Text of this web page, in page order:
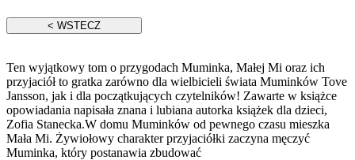
Ten wyjątkowy tom o przygodach Muminka, Małej Mi oraz ich
przyjaciół to gratka zarówno dla wielbicieli świata Muminków Tove
Jansson, jak i dla początkujących czytelników! Zawarte w książce
opowiadania napisała znana i lubiana autorka książek dla dzieci,
Zofia Stanecka.W domu Muminków od pewnego czasu mieszka
Mała Mi. Żywiołowy charakter przyjaciółki zaczyna męczyć
Muminka, który postanawia zbudować